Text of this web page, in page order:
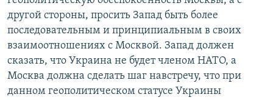
другой стороны, просить Запад быть более
последовательным и принципиальным в своих
взаимоотношениях с Москвой. Запад должен
сказать, что Украина не будет членом НАТО, а
Москва должна сделать шаг навстречу, что при
данном геополитическом статусе Украины